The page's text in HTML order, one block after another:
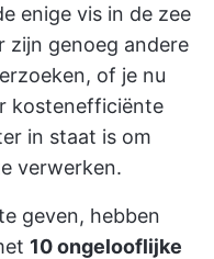
enige vis in de zee
zijn genoeg andere
of je nu
kostenefficiënte
in staat is om
verwerken.
geven, hebben
10 ongelooflijke